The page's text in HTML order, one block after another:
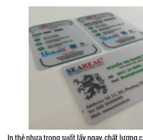
In thẻ nhựa trong suốt lấy ngay, chất lượng